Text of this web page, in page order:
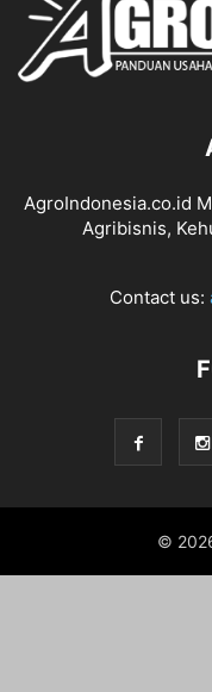
AgroIndonesia.co.id
Agribisnis,
Contact us:
©